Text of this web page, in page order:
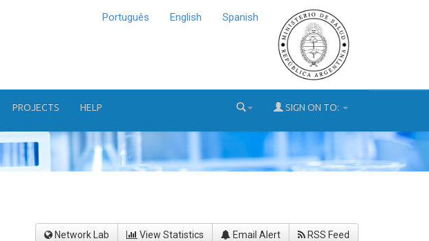
Português English Spanish
PROJECTS HELP SIGN ON TO:
Network Lab View Statistics Email Alert RSS Feed